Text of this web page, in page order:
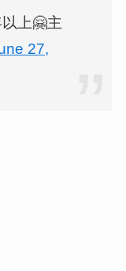
上🤗主
27,